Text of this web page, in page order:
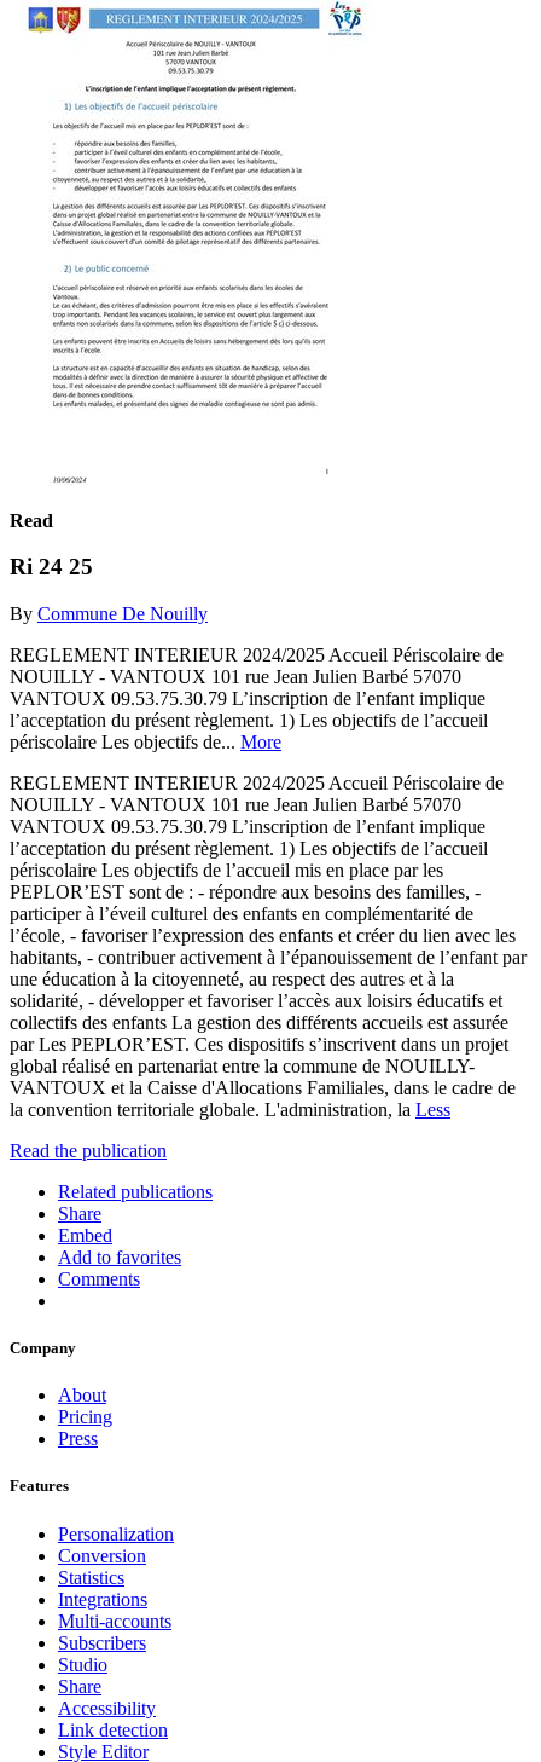
Read
Ri 24 25
By Commune De Nouilly
REGLEMENT INTERIEUR 2024/2025 Accueil Périscolaire de
NOUILLY - VANTOUX 101 rue Jean Julien Barbé 57070
VANTOUX 09.53.75.30.79 L’inscription de l’enfant implique
l’acceptation du présent règlement. 1) Les objectifs de l’accueil
périscolaire Les objectifs de... More
REGLEMENT INTERIEUR 2024/2025 Accueil Périscolaire de
NOUILLY - VANTOUX 101 rue Jean Julien Barbé 57070
VANTOUX 09.53.75.30.79 L’inscription de l’enfant implique
l’acceptation du présent règlement. 1) Les objectifs de l’accueil
périscolaire Les objectifs de l’accueil mis en place par les
PEPLOR’EST sont de : - répondre aux besoins des familles, -
participer à l’éveil culturel des enfants en complémentarité de
l’école, - favoriser l’expression des enfants et créer du lien avec les
habitants, - contribuer activement à l’épanouissement de l’enfant par
une éducation à la citoyenneté, au respect des autres et à la
solidarité, - développer et favoriser l’accès aux loisirs éducatifs et
collectifs des enfants La gestion des différents accueils est assurée
par Les PEPLOR’EST. Ces dispositifs s’inscrivent dans un projet
global réalisé en partenariat entre la commune de NOUILLY-
VANTOUX et la Caisse d'Allocations Familiales, dans le cadre de
la convention territoriale globale. L'administration, la Less
Read the publication
Related publications
Share
Embed
Add to favorites
Comments
Company
About
Pricing
Press
Features
Personalization
Conversion
Statistics
Integrations
Multi-accounts
Subscribers
Studio
Share
Accessibility
Link detection
Style Editor